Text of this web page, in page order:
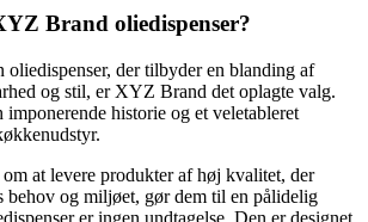
Brand oliedispenser?
oliedispenser, der tilbyder en blanding af
og stil, er XYZ Brand det oplagte valg.
imponerende historie og et veletableret
at levere produkter af høj kvalitet, der
behov og miljøet, gør dem til en pålidelig
er ingen undtagelse. Den er designet